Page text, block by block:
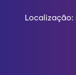
Localização: